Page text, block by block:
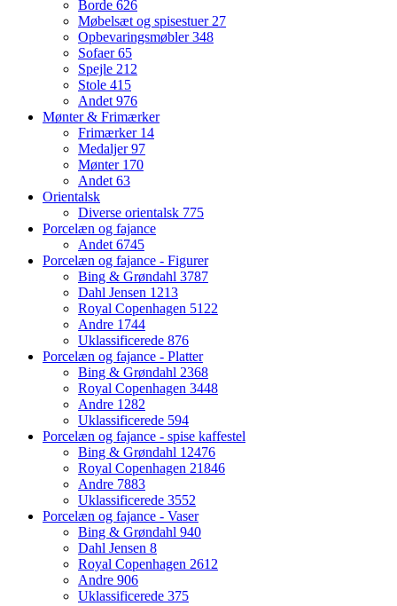
Borde 626
Møbelsæt og spisestuer27
Opbevaringsmøbler348
Sofaer65
Spejle 212
Stole 415
Andet976
Mønter & Frimærker
Frimærker 14
Medaljer97
Mønter 170
Andet63
Orientalsk
Diverse orientalsk 775
Porcelæn og fajance
Andet6745
Porcelæn og fajance - Figurer
Bing & Grøndahl 3787
Dahl Jensen 1213
Royal Copenhagen 5122
Andre 1744
Uklassificerede 876
Porcelæn og fajance - Platter
Bing & Grøndahl 2368
Royal Copenhagen 3448
Andre 1282
Uklassificerede 594
Porcelæn og fajance - spise kaffestel
Bing & Grøndahl 12476
Royal Copenhagen 21846
Andre 7883
Uklassificerede 3552
Porcelæn og fajance - Vaser
Bing & Grøndahl 940
Dahl Jensen 8
Royal Copenhagen 2612
Andre 906
Uklassificerede 375